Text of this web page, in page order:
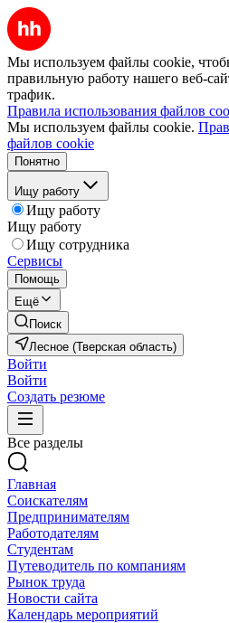
Мы используем файлы cookie,
правильную работу нашего веб-
трафик.
Правила использования файлов
Мы используем файлы cookie.
файлов cookie
Понятно
Ищу работу
Ищу работу
Ищу работу
Ищу сотрудника
Сервисы
Помощь
Ещё
Поиск
Лесное (Тверская область)
Войти
Войти
Создать резюме
Все разделы
Главная
Соискателям
Предпринимателям
Работодателям
Студентам
Путеводитель по компаниям
Рынок труда
Новости сайта
Календарь мероприятий